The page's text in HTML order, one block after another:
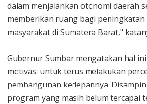
dalam menjalankan otonomi daerah
memberikan ruang bagi peningkatan
masyarakat di Sumatera Barat,"
Gubernur Sumbar mengatakan hal
motivasi untuk terus melakukan
pembangunan kedepannya.
program yang masih belum tercapai